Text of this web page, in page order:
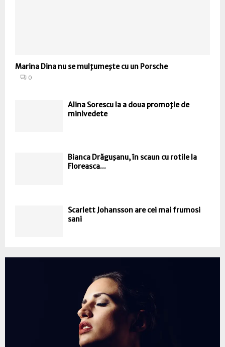
Marina Dina nu se mulţumeşte cu un Porsche
0
Alina Sorescu la a doua promoţie de
minivedete
Bianca Drăguşanu, în scaun cu rotile la
Floreasca...
Scarlett Johansson are cei mai frumosi
sani